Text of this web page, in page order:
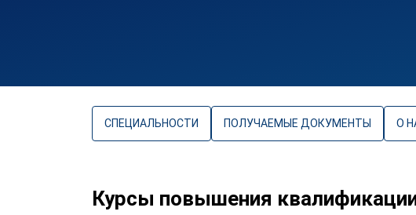
СПЕЦИАЛЬНОСТИ ПОЛУЧАЕМЫЕ ДОКУМЕНТЫ О
Курсы повышения